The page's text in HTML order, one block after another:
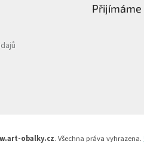
obalky.cz. Všechna práva vyhrazena.